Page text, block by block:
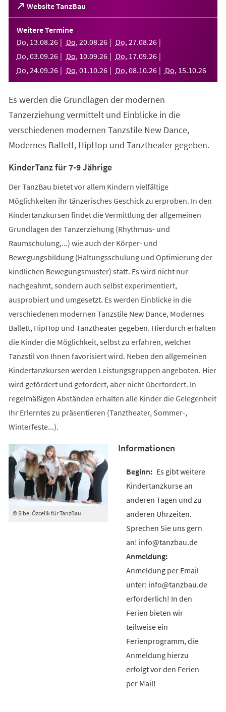
Website TanzBau
(Öffnet
in
einem
neuen
Tab)
Weitere Termine
Do, 13.08.26 Do, 20.08.26 Do, 27.08.26
Do, 03.09.26 Do, 10.09.26 Do, 17.09.26
Do, 24.09.26 Do, 01 .10.26 Do, 08.10.26 Do, 15.10.26
Es werden die Grundlagen der modernen
Tanzerziehung vermittelt und Einblicke in die
verschiedenen modernen Tanzstile New Dance,
Modernes Ballett, HipHop und Tanztheater gegeben.
KinderTanz für 7-9 Jährige
Der TanzBau bietet vor allem Kindern vielfältige
Möglichkeiten ihr tänzerisches Geschick zu erproben. In den
Kindertanzkursen findet die Vermittlung der allgemeinen
Grundlagen der Tanzerziehung (Rhythmus- und
Raumschulung,...) wie auch der Körper- und
Bewegungsbildung (Haltungsschulung und Optimierung der
kindlichen Bewegungsmuster) statt. Es wird nicht nur
nachgeahmt, sondern auch selbst experimentiert,
ausprobiert und umgesetzt. Es werden Einblicke in die
verschiedenen modernen Tanzstile New Dance, Modernes
Ballett, HipHop und Tanztheater gegeben. Hierdurch erhalten
die Kinder die Möglichkeit, selbst zu erfahren, welcher
Tanzstil von Ihnen favorisiert wird. Neben den allgemeinen
Kindertanzkursen werden Leistungsgruppen angeboten. Hier
wird gefördert und gefordert, aber nicht überfordert. In
regelmäßigen Abständen erhalten alle Kinder die Gelegenheit
Ihr Erlerntes zu präsentieren (Tanztheater, Sommer-,
Winterfeste...).
© Sibel Özcelik für TanzBau
Informationen
Es gibt weitere
Kindertanzkurse an
anderen Tagen und zu
anderen Uhrzeiten.
Sprechen Sie uns gern
an! info@tanzbau.de
Anmeldung per Email
unter: info@tanzbau.de
erforderlich! In den
Ferien bieten wir
teilweise ein
Ferienprogramm, die
Anmeldung hierzu
erfolgt vor den Ferien
per Mail!